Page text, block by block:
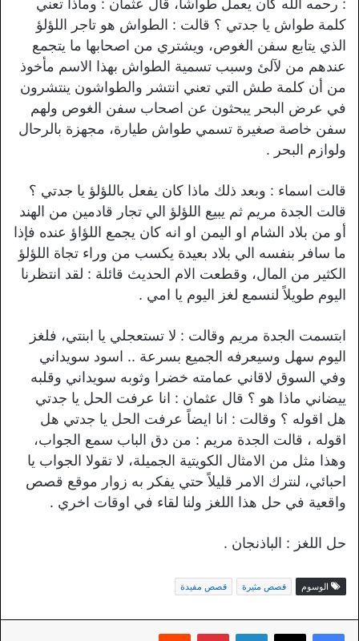
: رحمه الله كان يعمل طواشاً، قال عثمان : وماذا تعني
كلمة طواش يا جدتي ؟ قالت : الطواش هو تاجر اللؤلؤ
الذي يتابع سفن الغوص، ويشتري من اصحابها ما يتجمع
عندهم من لآلئ وسبب تسمية الطواش بهذا الاسم مأخوذ
من أن كلمة طش التي تعني انتشر والطواشون ينتشرون
في عرض البحر يبحثون عن اصحاب سفن الغوص ولهم
سفن خاصة صغيرة تسمي طواش طيارة، مجهزة بالرحال
ولوازم البحر .
قالت اسماء : وبعد ذلك ماذا كان يفعل باللؤلؤ يا جدتي ؟
قالت الجدة مريم ثم يبيع اللؤلؤ الي تجار قادمين من الهند
أو من بلاد الشام او اليمن او انه كان يجمع اللؤاؤ عنده فإذا
ما سافر بنفسه الي بلاد بعيدة يكسب من وراء تجاة اللؤلؤ
الكثير من المال، وقطعت الام الحديث قائلة : لقد انتظرنا
اليوم طويلاً لنسمع لغز اليوم يا امي .
ابتسمت الجدة مريم وقالت : لا تستعجلي يا ابنتي، فلغز
اليوم سهل وسيعرفه الجميع بسرعة .. اسود سويداني
وفي السوق لاقاني عمامته خضرا وثوبه سويداني وقلبه
ييضاني ماذا هو ؟ قال عثمان : انا عرفت الحل يا جدتي
هل اقوله ؟ وقالت : انا ايضاً عرفت الحل يا جدتي هل
اقوله ، قالت الجدة مريم : من دق الباب سمع الجواب،
وهذا مثل من الامثال الكويتية الجميلة، لا تقولا الجواب يا
احبائي، لنترك الامر قليلاً حتي يفكر به زوار موقع قصص
واقعية في حل هذا اللغز ولنا لقاء في اوقات اخري .
حل اللغز : الباذنجان .
الوسوم قصص مثيرة قصص مفيدة
لينكدإن بينتيريست